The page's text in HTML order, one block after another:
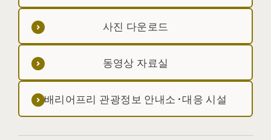
사진 다운로드
동영상 자료실
배리어프리 관광정보 안내소·대응 시설